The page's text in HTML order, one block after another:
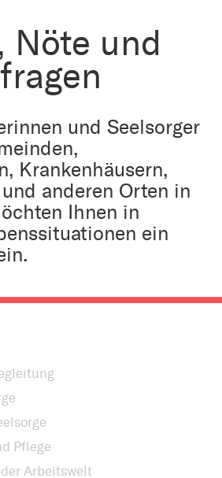
Nöte und
und Seelsorger
Krankenhäusern,
anderen Orten in
Ihnen in
ein
Pflege
Arbeitswelt
PUK
der Kirche
Schule